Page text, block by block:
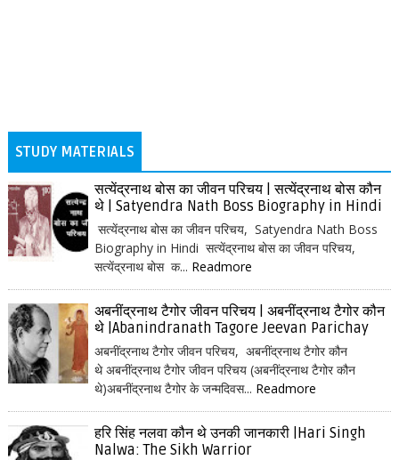
STUDY MATERIALS
सत्येंद्रनाथ बोस का जीवन परिचय | सत्येंद्रनाथ बोस कौन
थे | Satyendra Nath Boss Biography in Hindi
सत्येंद्रनाथ बोस का जीवन परिचय, Satyendra Nath Boss
Biography in Hindi सत्येंद्रनाथ बोस का जीवन परिचय,
सत्येंद्रनाथ बोस क... Readmore
अबनींद्रनाथ टैगोर जीवन परिचय | अबनींद्रनाथ टैगोर कौन
थे |Abanindranath Tagore Jeevan Parichay
अबनींद्रनाथ टैगोर जीवन परिचय, अबनींद्रनाथ टैगोर कौन
थे अबनींद्रनाथ टैगोर जीवन परिचय (अबनींद्रनाथ टैगोर कौन
थे)अबनींद्रनाथ टैगोर के जन्मदिवस... Readmore
हरि सिंह नलवा कौन थे उनकी जानकारी |Hari Singh
Nalwa: The Sikh Warrior